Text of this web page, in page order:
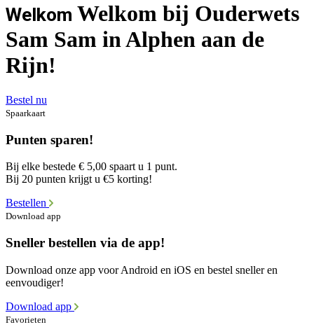
Welkom Welkom bij Ouderwets
Sam Sam in Alphen aan de
Rijn!
Bestel nu
Spaarkaart
Punten sparen!
Bij elke bestede € 5,00 spaart u 1 punt.
Bij 20 punten krijgt u €5 korting!
Bestellen
Download app
Sneller bestellen via de app!
Download onze app voor Android en iOS en bestel sneller en
eenvoudiger!
Download app
Favorieten